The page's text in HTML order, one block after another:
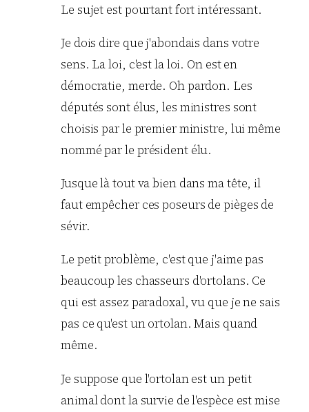
Le sujet est pourtant fort intéressant.
Je dois dire que j'abondais dans votre
sens. La loi, c'est la loi. On est en
démocratie, merde. Oh pardon. Les
députés sont élus, les ministres sont
choisis par le premier ministre, lui même
nommé par le président élu.
Jusque là tout va bien dans ma tête, il
faut empêcher ces poseurs de pièges de
sévir.
Le petit problème, c'est que j'aime pas
beaucoup les chasseurs d'ortolans. Ce
qui est assez paradoxal, vu que je ne sais
pas ce qu'est un ortolan. Mais quand
même.
Je suppose que l'ortolan est un petit
animal dont la survie de l'espèce est mise